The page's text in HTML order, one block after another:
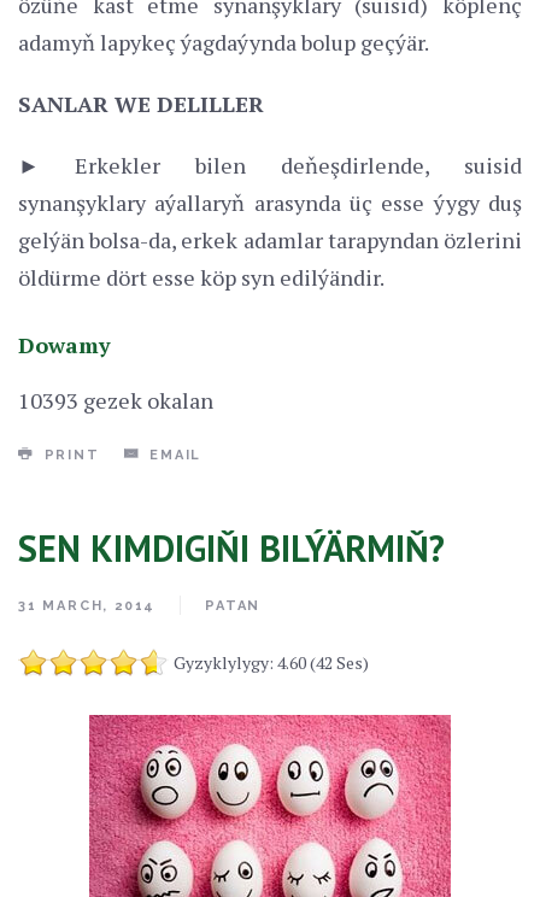
adamyň lapykeç ýagdaýynda bolup geçýär.
SANLAR WE DELILLER
► Erkekler bilen deňeşdirlende, suisid
synanşyklary aýallaryň arasynda üç esse ýygy duş
gelýän bolsa-da, erkek adamlar tarapyndan özlerini
öldürme dört esse köp syn edilýändir.
Dowamy
10393 gezek okalan
PRINT EMAIL
SEN KIMDIGIŇI BILÝÄRMIŇ?
31 MARCH, 2014 PATAN
Gyzyklylygy: 4.60 (42 Ses)